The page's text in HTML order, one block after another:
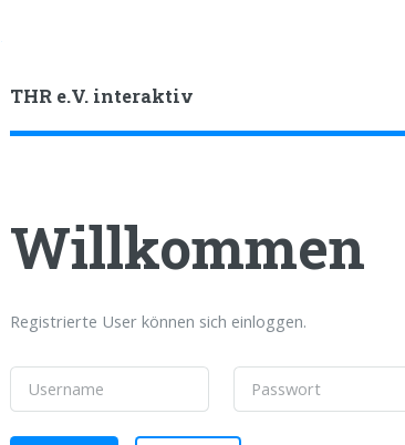
THR e.V. interaktiv
Willkommen
Registrierte User können sich einloggen.
Toggle